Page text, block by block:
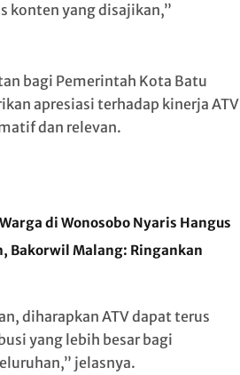
konten yang disajikan,”
bagi Pemerintah Kota Batu
apresiasi terhadap kinerja ATV
dan relevan.
di Wonosobo Nyaris Hangus
Bakorwil Malang: Ringankan
diharapkan ATV dapat terus
yang lebih besar bagi
jelasnya.